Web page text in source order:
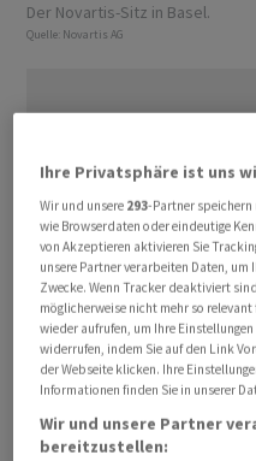
Der Novartis-Sitz in Basel.
Quelle: Novartis AG
Ihre Privatsphäre ist uns
Wir und unsere 293-Partner speichern
wie Browserdaten oder eindeutige
von Akzeptieren aktivieren Sie
unsere Partner verarbeiten Daten,
Zwecke. Wenn Tracker deaktiviert
möglicherweise nicht mehr so
wieder aufrufen, um Ihre
widerrufen, indem Sie auf den Link
der Webseite klicken. Ihre
Informationen finden Sie in unserer
Wir und unsere Partner
bereitzustellen: